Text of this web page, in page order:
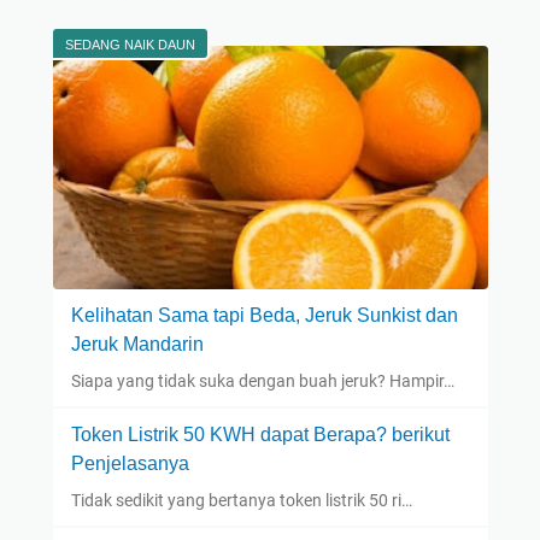
SEDANG NAIK DAUN
Kelihatan Sama tapi Beda, Jeruk Sunkist dan
Jeruk Mandarin
Siapa yang tidak suka dengan buah jeruk? Hampir…
Token Listrik 50 KWH dapat Berapa? berikut
Penjelasanya
Tidak sedikit yang bertanya token listrik 50 ri…